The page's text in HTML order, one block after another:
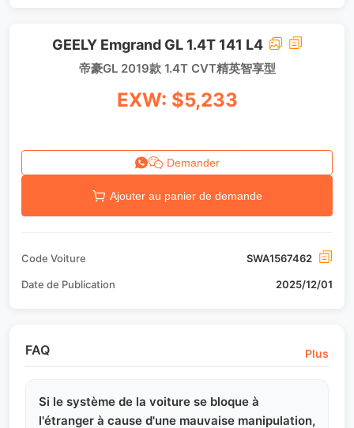
GEELY Emgrand GL 1.4T 141 L4
帝豪GL 2019款 1.4T CVT精英智享型
EXW: $5,233
Demander
Ajouter au panier de demande
Code Voiture SWA1567462
Date de Publication 2025/12/01
FAQ Plus
Si le système de la voiture se bloque à
l'étranger à cause d'une mauvaise manipulation,